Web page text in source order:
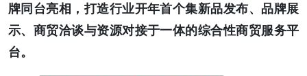
牌同台亮相，打造行业开年首个集新品发布、品牌展
示、商贸洽谈与资源对接于一体的综合性商贸服务平
台。